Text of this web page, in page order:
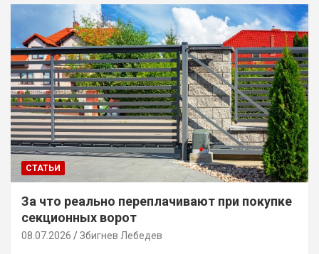
СТАТЬИ
За что реально переплачивают при покупке
секционных ворот
08.07.2026 Збигнев Лебедев